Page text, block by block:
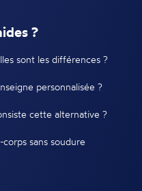
?
sont les différences ?
personnalisée ?
cette alternative ?
sans soudure